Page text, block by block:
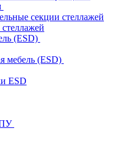
секции стеллажей
(ESD)
мебель (ESD)
ESD